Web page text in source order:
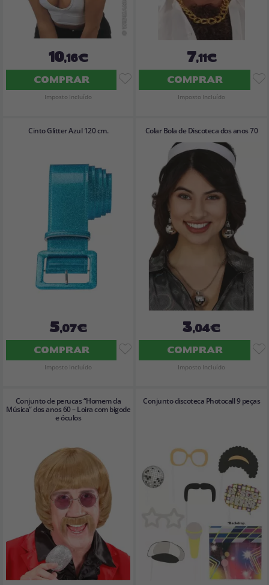
10,16€
COMPRAR
Imposto Incluído
7,11€
COMPRAR
Imposto Incluído
Cinto Glitter Azul 120 cm.
5,07€
COMPRAR
Imposto Incluído
Colar Bola de Discoteca dos anos 70
3,04€
COMPRAR
Imposto Incluído
Conjunto de perucas “Homem da
Música” dos anos 60 – Loira com bigode
e óculos
Conjunto discoteca Photocall 9 peças